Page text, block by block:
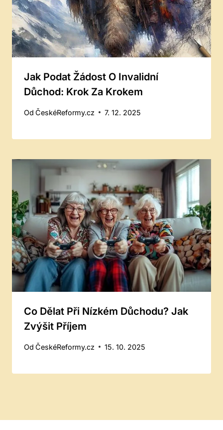
Jak Podat Žádost O Invalidní
Důchod: Krok Za Krokem
Od ČeskéReformy.cz 7. 12. 2025
Co Dělat Při Nízkém Důchodu? Jak
Zvýšit Příjem
Od ČeskéReformy.cz 15. 10. 2025